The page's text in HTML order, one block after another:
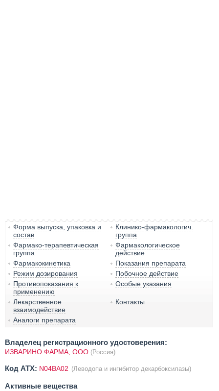
Форма выпуска, упаковка и
состав
Клинико-фармакологич.
группа
Фармако-терапевтическая
группа
Фармакологическое
действие
Фармакокинетика
Показания препарата
Режим дозирования
Побочное действие
Противопоказания к
применению
Особые указания
Лекарственное
взаимодействие
Контакты
Аналоги препарата
Владелец регистрационного удостоверения:
ИЗВАРИНО ФАРМА, ООО (Россия)
Код ATX: N04BA02 (Леводопа и ингибитор декарбоксилазы)
Активные вещества